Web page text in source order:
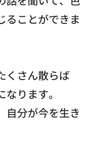
ることができま
くさん散らば
ります。
自分が今を生き